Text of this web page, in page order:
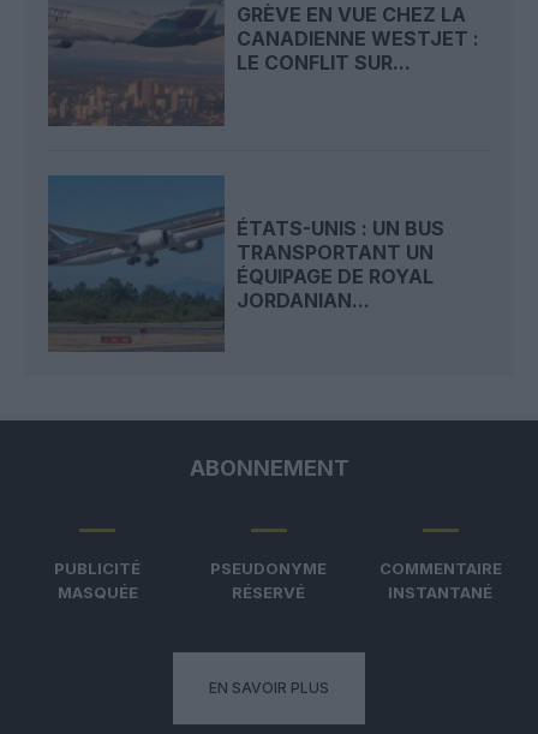
GRÈVE EN VUE CHEZ LA
CANADIENNE WESTJET :
LE CONFLIT SUR...
ÉTATS-UNIS : UN BUS
TRANSPORTANT UN
ÉQUIPAGE DE ROYAL
JORDANIAN...
ABONNEMENT
PUBLICITÉ
MASQUÉE
PSEUDONYME
RÉSERVÉ
COMMENTAIRE
INSTANTANÉ
EN SAVOIR PLUS